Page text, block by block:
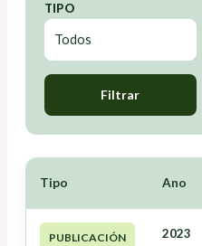
TIPO
Filtrar
Tipo Ano
PUBLICACIÓN 2023